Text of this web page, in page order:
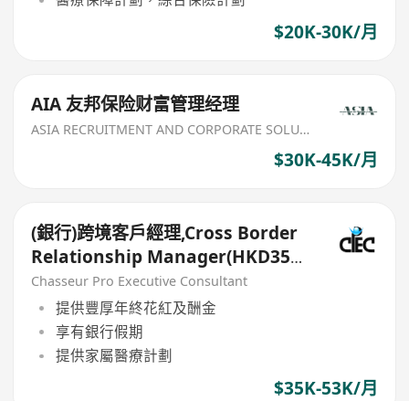
$20K-30K/月
AIA 友邦保险财富管理经理
ASIA RECRUITMENT AND CORPORATE SOLUTION LIMITED
$30K-45K/月
(銀行)跨境客戶經理,Cross Border
Relationship Manager(HKD35k-
50k+)
Chasseur Pro Executive Consultant
提供豐厚年終花紅及酬金
享有銀行假期
提供家屬醫療計劃
$35K-53K/月